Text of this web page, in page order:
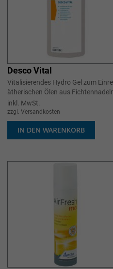
Desco Vital
Vitalisierendes Hydro Gel zum
ätherischen Ölen aus
und Thymia...
inkl. MwSt.
zzgl. Versandkosten
IN DEN WARENKORB